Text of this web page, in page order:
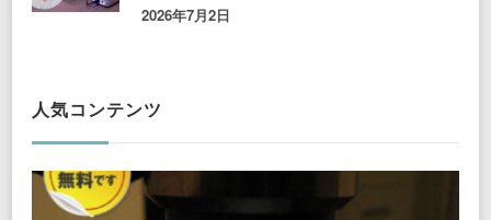
2026年7月2日
人気コンテンツ